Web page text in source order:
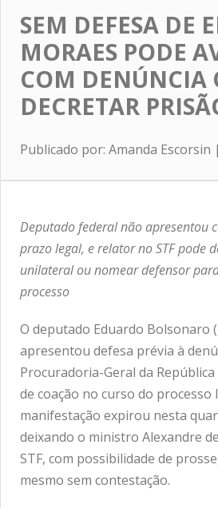
SEM DEFESA DE
MORAES PODE
COM DENÚNCIA
DECRETAR
Publicado por: Amanda Escorsin |
Deputado federal não apresentou
prazo legal, e relator no STF pode
unilateral ou nomear defensor
processo
O deputado Eduardo Bolsonaro
apresentou defesa prévia à
Procuradoria-Geral da República
de coação no curso do processo
manifestação expirou nesta
deixando o ministro Alexandre
STF, com possibilidade de
mesmo sem contestação.